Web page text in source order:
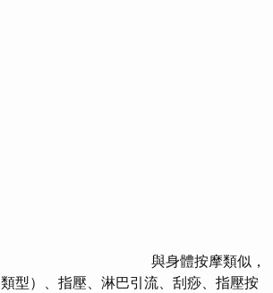
與身體按摩類似，
型）、指壓、淋巴引流、刮痧、指壓按